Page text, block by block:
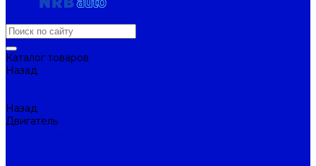
Каталог товаров
Назад
Назад
Двигатель